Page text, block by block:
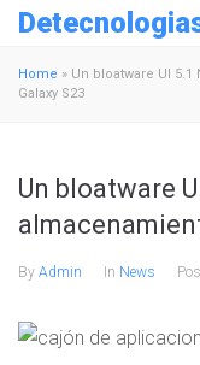
Home » Un bloatware UI
Galaxy S23
Un bloatware
By Admin In News